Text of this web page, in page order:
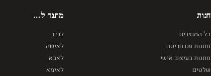
חנות
כל המוצרים
מתנות עם חריטה
מתנות בעיצוב אישי
שלטים
מתנה ל...
לגבר
לאישה
לאבא
לאימא